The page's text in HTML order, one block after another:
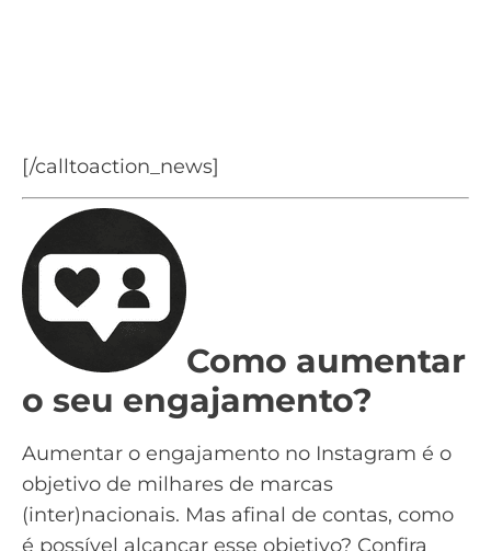
[/calltoaction_news]
Como aumentar
o seu engajamento?
Aumentar o engajamento no Instagram é o
objetivo de milhares de marcas
(inter)nacionais. Mas afinal de contas, como
é possível alcançar esse objetivo? Confira